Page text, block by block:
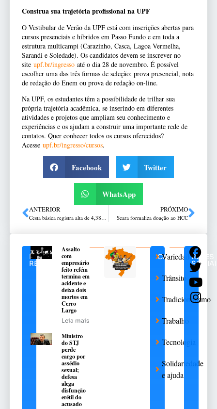
Construa sua trajetória profissional na UPF
O Vestibular de Verão da UPF está com inscrições abertas para
cursos presenciais e híbridos em Passo Fundo e em toda a
estrutura multicampi (Carazinho, Casca, Lagoa Vermelha,
Sarandi e Soledade). Os candidatos devem se inscrever no
site upf.br/ingresso até o dia 28 de novembro. É possível
escolher uma das três formas de seleção: prova presencial, nota
de redação do Enem ou prova de redação on-line.
Na UPF, os estudantes têm a possibilidade de trilhar sua
própria trajetória acadêmica, se inserindo em diferentes
atividades e projetos que ampliam seu conhecimento e
experiências e os ajudam a construir uma importante rede de
contatos. Quer conhecer todos os cursos oferecidos?
Acesse upf.br/ingresso/cursos.
Facebook Twitter
WhatsApp
ANTERIOR
Cesta básica registra alta de 4,38% em Passo Fundo
PRÓXIMO
Seara formaliza doação ao HCC
NOTÍCIAS
RELACIONADAS
Assalto
com
empresário
feito refém
termina em
acidente e
deixa dois
mortos em
Cerro
Largo
Leia mais
Ministro
do STJ
perde
cargo por
assédio
sexual;
defesa
alega
disfunção
erétil do
acusado
CATEGORIAS
Variedades
Trânsito
Tradicionalismo
Trabalho
Tecnologia
Solidariedade
e ajuda
REDES